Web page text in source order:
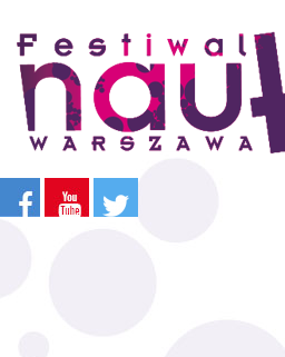
Przejdź
treści